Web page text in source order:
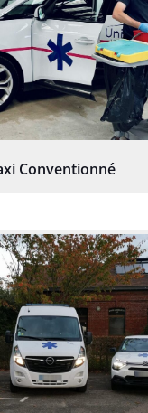
Conventionné
à l’écoute et
patient.